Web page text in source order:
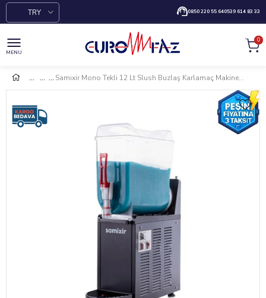
0850 220 55 640539 614 83 33
TRY
MENU
0
Samixir Mono Tekli 12 Lt Slush Buzlaş Karlamaç Makinesi SLUSH-12-B